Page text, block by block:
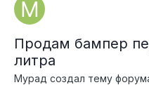
Продам бампер
литра
Мурад создал тему